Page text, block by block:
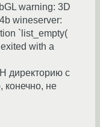
warning: 3D
wineserver:
`list_empty(
with a
директорию с
конечно, не